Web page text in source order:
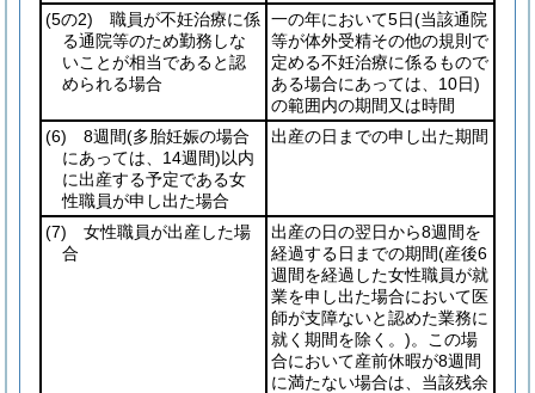
(5の2) 職員が不妊治療に係
る通院等のため勤務しな
いことが相当であると認
められる場合
一の年において5日(当該通院
等が体外受精その他の規則で
定める不妊治療に係るもので
ある場合にあっては、10日)
の範囲内の期間又は時間
(6) 8週間(多胎妊娠の場合
にあっては、14週間)以内
に出産する予定である女
性職員が申し出た場合
出産の日までの申し出た期間
(7) 女性職員が出産した場
合
出産の日の翌日から8週間を
経過する日までの期間(産後6
週間を経過した女性職員が就
業を申し出た場合において医
師が支障ないと認めた業務に
就く期間を除く。)。この場
合において産前休暇が8週間
に満たない場合は、当該残余